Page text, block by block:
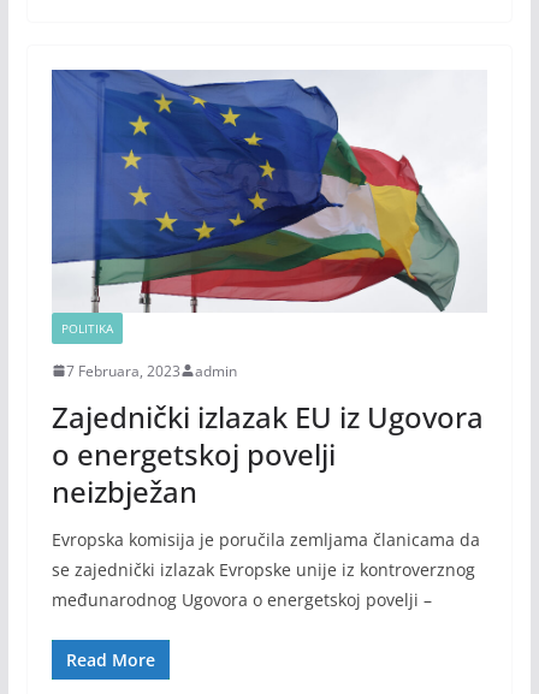
POLITIKA
7 Februara, 2023 admin
Zajednički izlazak EU iz Ugovora
o energetskoj povelji
neizbježan
Evropska komisija je poručila zemljama članicama da
se zajednički izlazak Evropske unije iz kontroverznog
međunarodnog Ugovora o energetskoj povelji –
Read More